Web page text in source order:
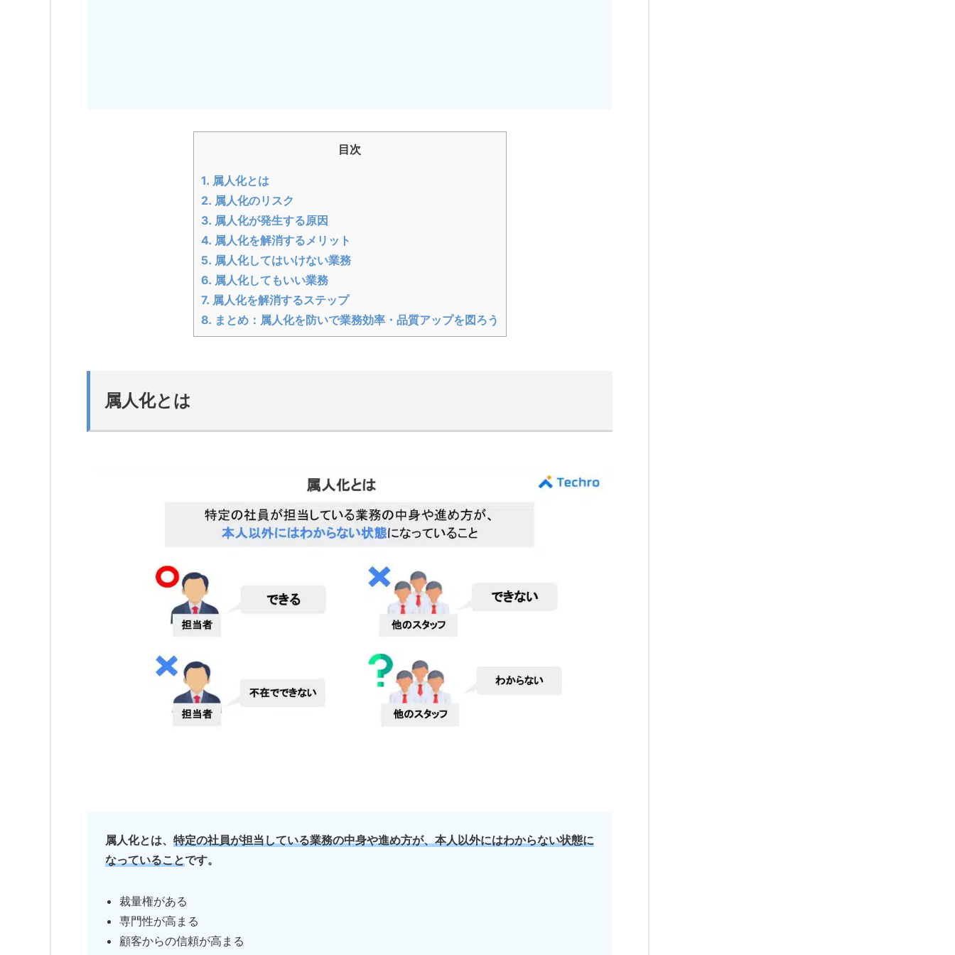
目次
1. 属人化とは
2. 属人化のリスク
3. 属人化が発生する原因
4. 属人化を解消するメリット
5. 属人化してはいけない業務
6. 属人化してもいい業務
7. 属人化を解消するステップ
8. まとめ：属人化を防いで業務効率・品質アップを図ろう
属人化とは
属人化とは、 特定の社員が担当している業務の中身や進め方が、本人以外にはわからない状態に
なっていることです。
裁量権がある
専門性が高まる
顧客からの信頼が高まる